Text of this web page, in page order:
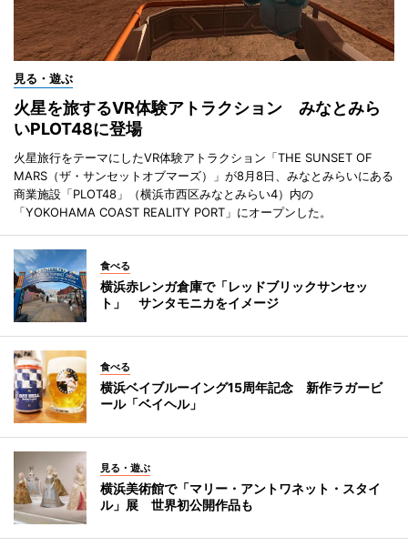
見る・遊ぶ
火星を旅するVR体験アトラクション みなとみら
いPLOT48に登場
火星旅行をテーマにしたVR体験アトラクション「THE SUNSET OF
MARS（ザ・サンセットオブマーズ）」が8月8日、みなとみらいにある
商業施設「PLOT48」（横浜市西区みなとみらい4）内の
「YOKOHAMA COAST REALITY PORT」にオープンした。
食べる
横浜赤レンガ倉庫で「レッドブリックサンセッ
ト」 サンタモニカをイメージ
食べる
横浜ベイブルーイング15周年記念 新作ラガービ
ール「ベイヘル」
見る・遊ぶ
横浜美術館で「マリー・アントワネット・スタイ
ル」展 世界初公開作品も